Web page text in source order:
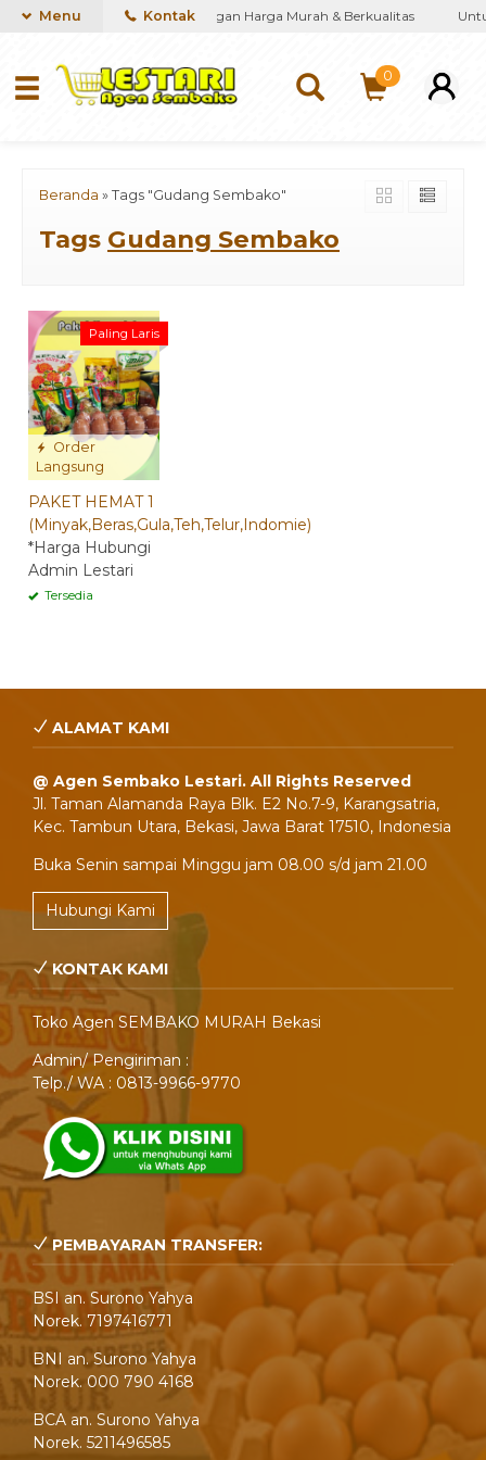
kebutuhan Sembako dengan Harga Murah & Berkualitas
Menu Kontak
0
Beranda » Tags "Gudang Sembako"
Tags Gudang Sembako
Order
Langsung
Paling Laris
PAKET HEMAT 1
(Minyak,Beras,Gula,Teh,Telur,Indomie)
*Harga Hubungi
Admin Lestari
Tersedia
ALAMAT KAMI
@ Agen Sembako Lestari. All Rights Reserved
Jl. Taman Alamanda Raya Blk. E2 No.7-9, Karangsatria,
Kec. Tambun Utara, Bekasi, Jawa Barat 17510, Indonesia
Buka Senin sampai Minggu jam 08.00 s/d jam 21.00
Hubungi Kami
KONTAK KAMI
Toko Agen SEMBAKO MURAH Bekasi
Admin/ Pengiriman :
Telp./ WA : 0813-9966-9770
PEMBAYARAN TRANSFER:
BSI an. Surono Yahya
Norek. 7197416771
BNI an. Surono Yahya
Norek. 000 790 4168
BCA an. Surono Yahya
Norek. 5211496585